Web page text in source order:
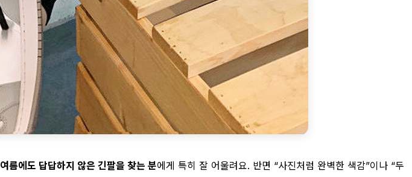
여름에도 답답하지 않은 긴팔을 찾는 분에게 특히 잘 어울려요. 반면 “사진처럼 완벽한 색감”이나 “두